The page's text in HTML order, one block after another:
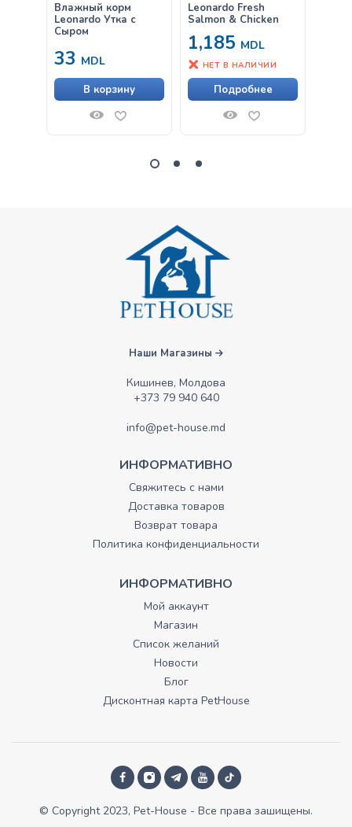
Влажный корм
Leonardo Утка с
Сыром
33 MDL
В корзину
Leonardo Fresh
Salmon & Chicken
1,185 MDL
НЕТ В НАЛИЧИИ
Подробнее
Наши Магазины
Кишинев, Молдова
+373 79 940 640
info@pet-house.md
ИНФОРМАТИВНО
Свяжитесь с нами
Доставка товаров
Возврат товара
Политика конфиденциальности
ИНФОРМАТИВНО
Мой аккаунт
Магазин
Список желаний
Новости
Блог
Дисконтная карта PetHouse
© Copyright 2023, Pet-House - Все права зашищены.